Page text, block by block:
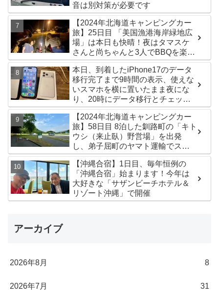
音は別対策が必要です
【2024年北海道キャンピングカー
旅】25日目 「美国漁港海岸緑地広
場」は本日も快晴！夜はタマスケ
さんと尚ちゃんと3人でBBQを楽し
みました♪
本日、到着したiPhone17のデータ
移行完了まで9時間の表示、使えな
いスマホを横に置いたまま夜にな
り、20時にデータ移行とチェック
が無事完了！午後からの写真がほ
ぼありません^^;
【2024年北海道キャンピングカー
旅】58日目 8泊した釧路町の「キト
ウシ（来止臥）野営場」を出発
し、弟子屈町のヤマト運輸でステ
ッカー受け取り！今日は北見市の
無料キャンプ場「つつじ公園キャ
ンプ場」まで
【沖縄合宿】1日目、毎年恒例の
「沖縄合宿」始まります！今年は
大好きな「サザンビーチホテル＆
リゾート沖縄」で開催
アーカイブ
2026年8月 8
2026年7月 31